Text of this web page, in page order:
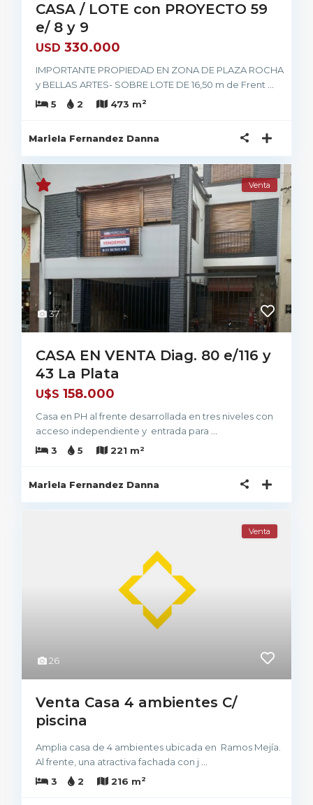
CASA / LOTE con PROYECTO 59
e/ 8 y 9
USD 330.000
IMPORTANTE PROPIEDAD EN ZONA DE PLAZA ROCHA
y BELLAS ARTES- SOBRE LOTE DE 16,50 m de Frent ...
5
2 473 m2
Mariela Fernandez Danna
37
Venta
CASA EN VENTA Diag. 80 e/116 y
43 La Plata
U$S 158.000
Casa en PH al frente desarrollada en tres niveles con
acceso independiente y entrada para ...
3
5 221 m2
Mariela Fernandez Danna
26
Venta
Venta Casa 4 ambientes C/
piscina
Amplia casa de 4 ambientes ubicada en Ramos Mejía.
Al frente, una atractiva fachada con j
3
2 216 m2